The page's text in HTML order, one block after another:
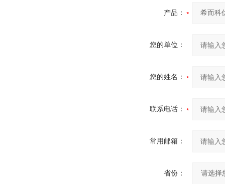
产品：
您的单位：
您的姓名：
联系电话：
常用邮箱：
省份：